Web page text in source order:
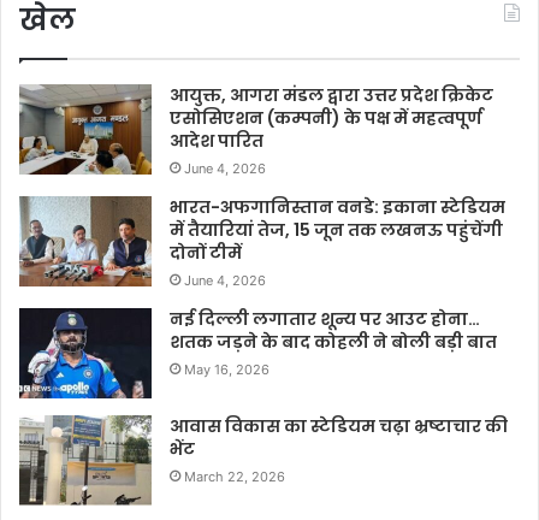
खेल
आयुक्त, आगरा मंडल द्वारा उत्तर प्रदेश क्रिकेट
एसोसिएशन (कम्पनी) के पक्ष में महत्वपूर्ण
आदेश पारित
June 4, 2026
भारत-अफगानिस्तान वनडे: इकाना स्टेडियम
में तैयारियां तेज, 15 जून तक लखनऊ पहुंचेंगी
दोनों टीमें
June 4, 2026
नई दिल्ली लगातार शून्य पर आउट होना…
शतक जड़ने के बाद कोहली ने बोली बड़ी बात
May 16, 2026
आवास विकास का स्टेडियम चढ़ा भ्रष्टाचार की
भेंट
March 22, 2026